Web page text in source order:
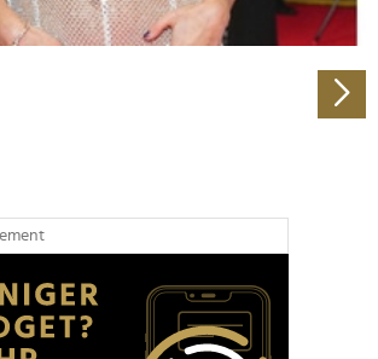
die Sie ihnen bereitgestellt
im Rahmen Ihrer Nutzung der Dienste